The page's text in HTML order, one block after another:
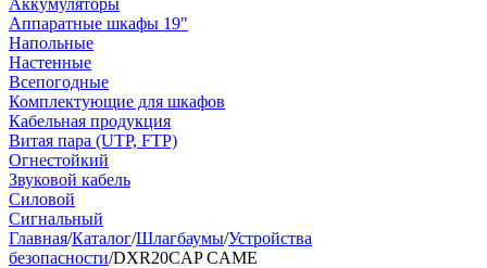
Аккумуляторы
Аппаратные шкафы 19"
Напольные
Настенные
Всепогодные
Комплектующие для шкафов
Кабельная продукция
Витая пара (UTP, FTP)
Огнестойкий
Звуковой кабель
Силовой
Сигнальный
Главная/Каталог/Шлагбаумы/Устройства
безопасности/DXR20CAP CAME